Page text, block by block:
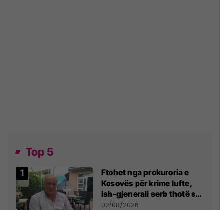
Top 5
Ftohet nga prokuroria e
Kosovës për krime lufte,
ish-gjenerali serb thotë se
dikush e tradhtoi në
02/08/2026